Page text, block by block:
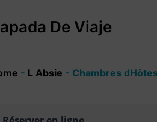
De Viaje
- L Absie - Chambres